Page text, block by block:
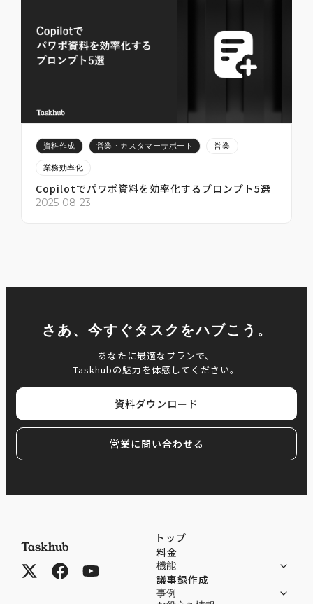
資料作成 営業・カスタマーサポート 営業
業務効率化
Copilotでパワポ資料を効率化するプロンプト5選
2025-08-23
さあ、今すぐタスクをハブこう。
あなたに最適なプランで、
Taskhubの魅力を体感してください。
資料ダウンロード
営業に問い合わせる
トップ
料金
機能
議事録作成
事例